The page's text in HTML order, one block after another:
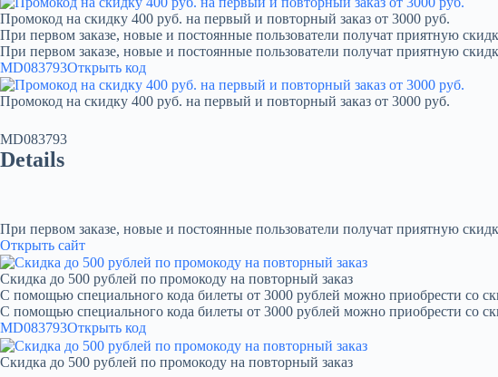
Промокод на скидку 400 руб. на первый и повторный заказ от 3000 руб.
При первом заказе, новые и постоянные пользователи получат приятную
При первом заказе, новые и постоянные пользователи получат приятную
MD083793Открыть код
Промокод на скидку 400 руб. на первый и повторный заказ от 3000 руб.
MD083793
Details
При первом заказе, новые и постоянные пользователи получат приятную
Открыть сайт
Скидка до 500 рублей по промокоду на повторный заказ
С помощью специального кода билеты от 3000 рублей можно приобрести со
С помощью специального кода билеты от 3000 рублей можно приобрести со
MD083793Открыть код
Скидка до 500 рублей по промокоду на повторный заказ